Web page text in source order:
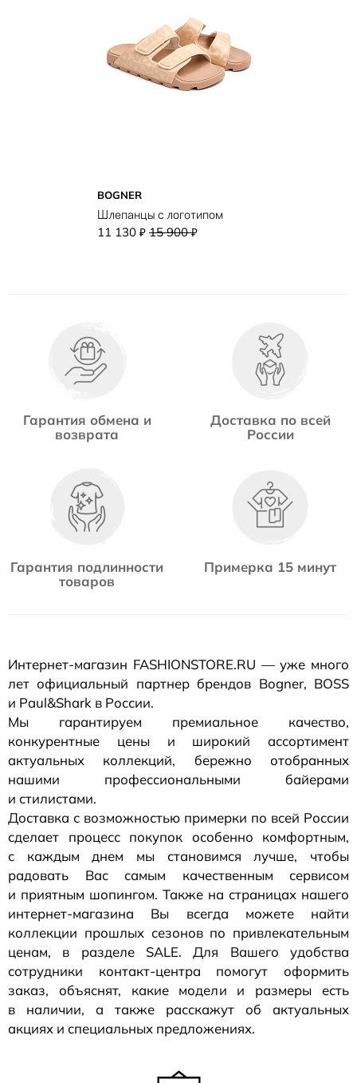
BOGNER
Шлепанцы с логотипом
11 130 ₽ 15 900₽
Гарантия обмена и
возврата
Доставка по всей
России
Гарантия подлинности
товаров
Примерка 15 минут
Интернет-магазин FASHIONSTORE.RU — уже много
лет официальный партнер брендов Bogner, BOSS
и Paul&Shark в России.
Мы гарантируем премиальное качество,
конкурентные цены и широкий ассортимент
актуальных коллекций, бережно отобранных
нашими профессиональными байерами
и стилистами.
Доставка с возможностью примерки по всей России
сделает процесс покупок особенно комфортным,
с каждым днем мы становимся лучше, чтобы
радовать Вас самым качественным сервисом
и приятным шопингом. Также на страницах нашего
интернет-магазина Вы всегда можете найти
коллекции прошлых сезонов по привлекательным
ценам, в разделе SALE. Для Вашего удобства
сотрудники контакт-центра помогут оформить
заказ, объяснят, какие модели и размеры есть
в наличии, а также расскажут об актуальных
акциях и специальных предложениях.